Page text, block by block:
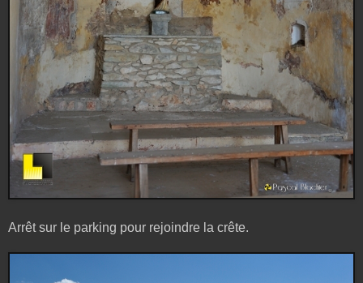
Arrêt sur le parking pour rejoindre la crête.